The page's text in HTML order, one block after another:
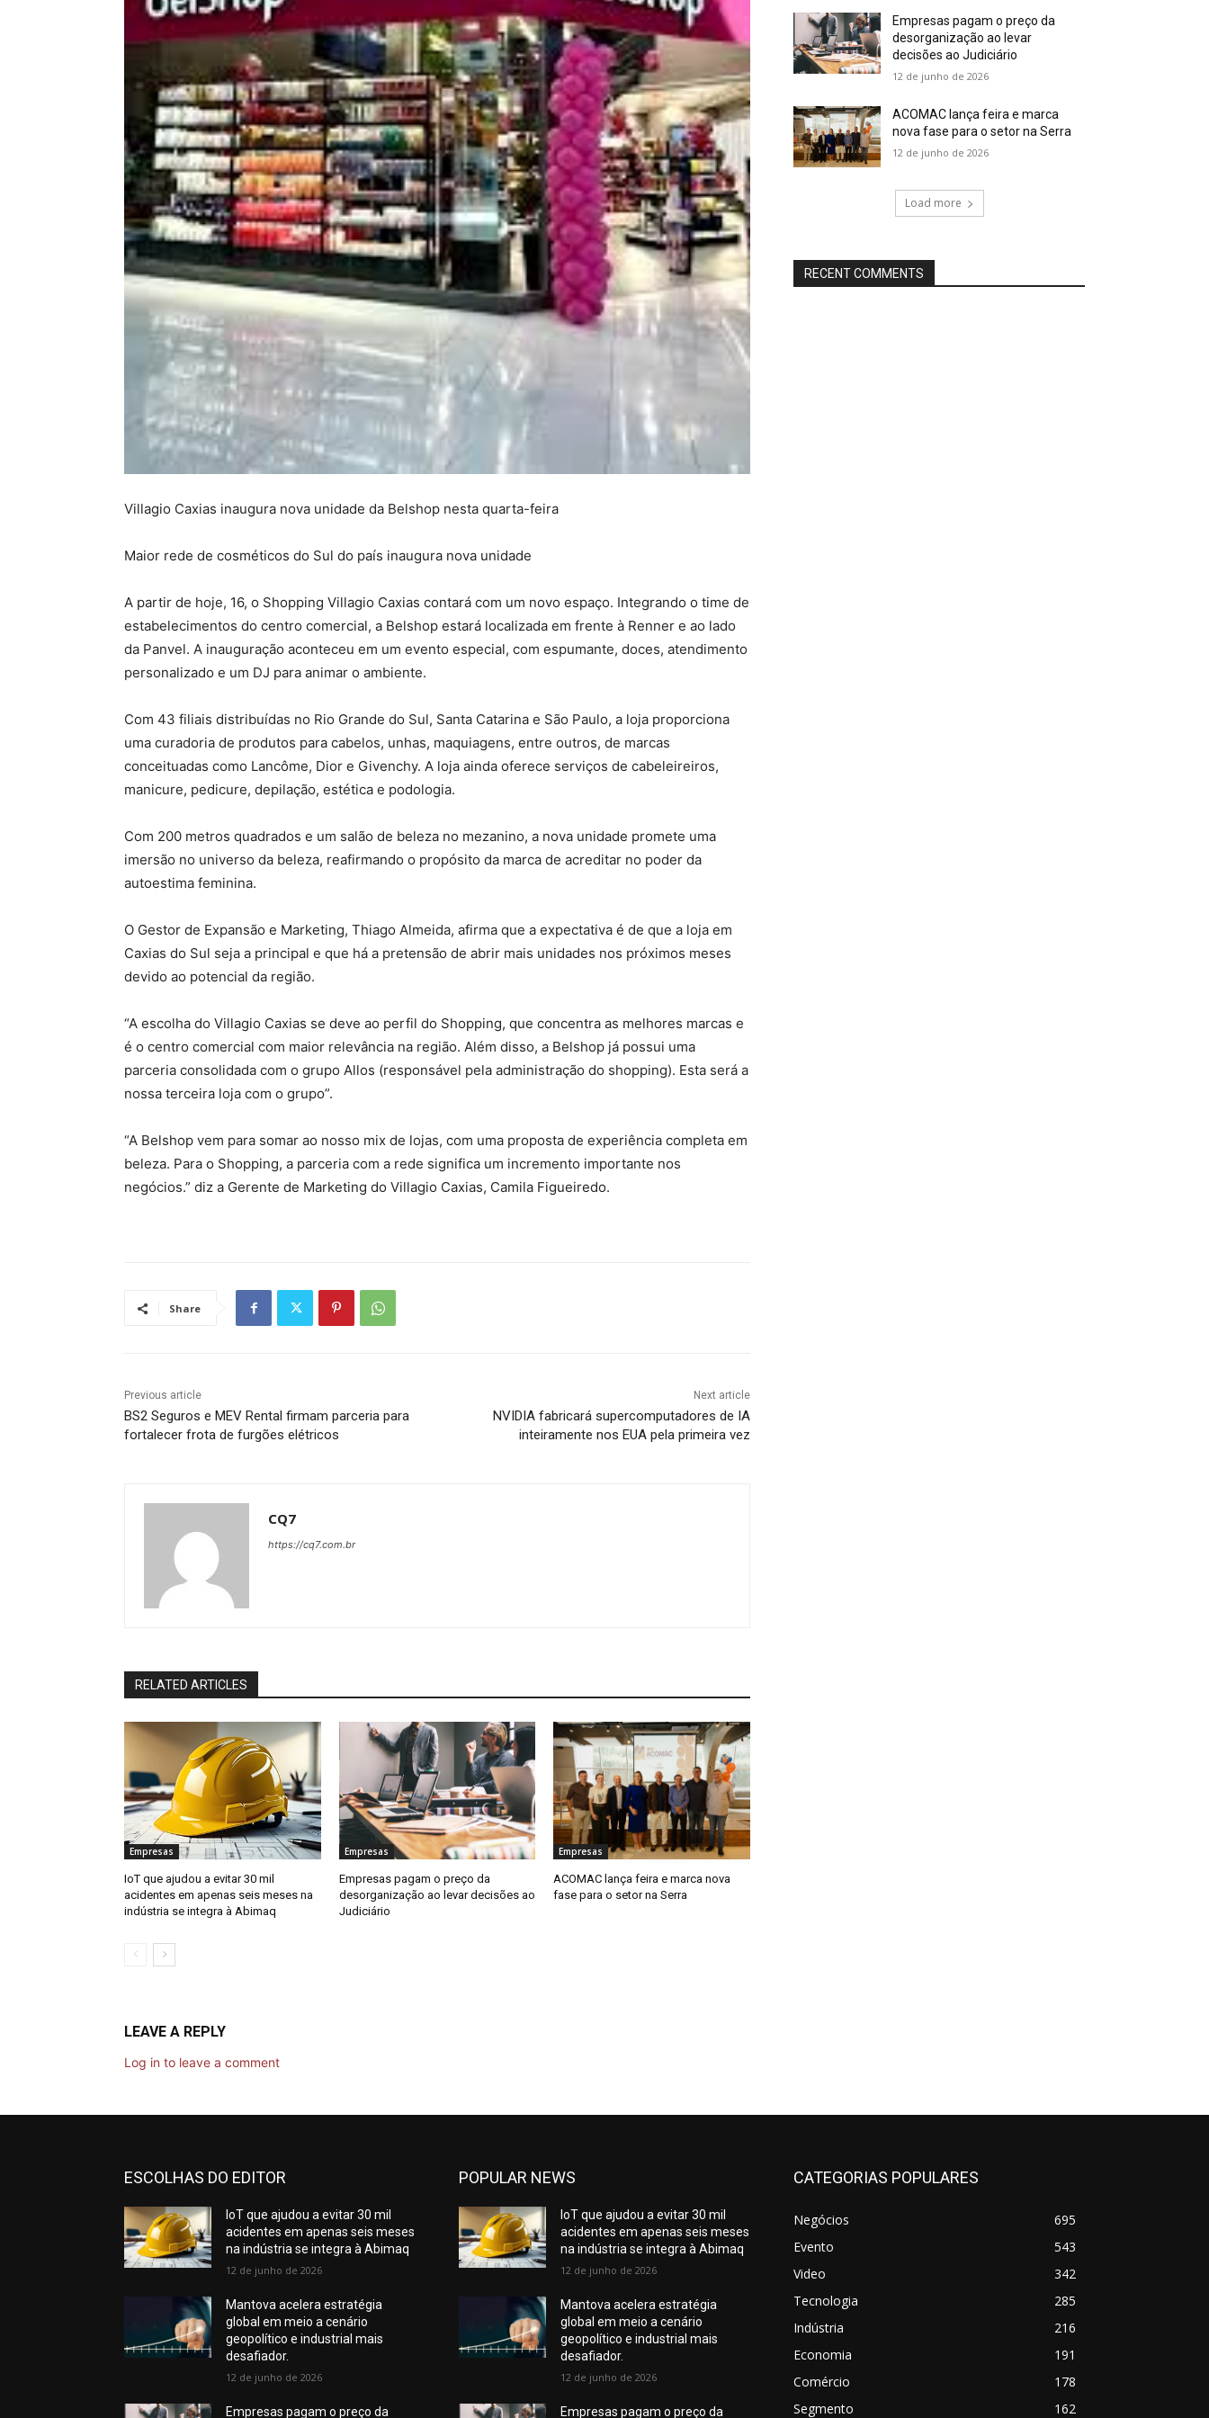
Villagio Caxias inaugura nova unidade da Belshop nesta quarta-feira
Maior rede de cosméticos do Sul do país inaugura nova unidade
A partir de hoje, 16, o Shopping Villagio Caxias contará com um novo espaço. Integrando o time de
estabelecimentos do centro comercial, a Belshop estará localizada em frente à Renner e ao lado
da Panvel. A inauguração aconteceu em um evento especial, com espumante, doces, atendimento
personalizado e um DJ para animar o ambiente.
Com 43 filiais distribuídas no Rio Grande do Sul, Santa Catarina e São Paulo, a loja proporciona
uma curadoria de produtos para cabelos, unhas, maquiagens, entre outros, de marcas
conceituadas como Lancôme, Dior e Givenchy. A loja ainda oferece serviços de cabeleireiros,
manicure, pedicure, depilação, estética e podologia.
Com 200 metros quadrados e um salão de beleza no mezanino, a nova unidade promete uma
imersão no universo da beleza, reafirmando o propósito da marca de acreditar no poder da
autoestima feminina.
O Gestor de Expansão e Marketing, Thiago Almeida, afirma que a expectativa é de que a loja em
Caxias do Sul seja a principal e que há a pretensão de abrir mais unidades nos próximos meses
devido ao potencial da região.
“A escolha do Villagio Caxias se deve ao perfil do Shopping, que concentra as melhores marcas e
é o centro comercial com maior relevância na região. Além disso, a Belshop já possui uma
parceria consolidada com o grupo Allos (responsável pela administração do shopping). Esta será a
nossa terceira loja com o grupo”.
“A Belshop vem para somar ao nosso mix de lojas, com uma proposta de experiência completa em
beleza. Para o Shopping, a parceria com a rede significa um incremento importante nos
negócios.” diz a Gerente de Marketing do Villagio Caxias, Camila Figueiredo.
Share
Previous article
BS2 Seguros e MEV Rental firmam parceria para
fortalecer frota de furgões elétricos
Next article
NVIDIA fabricará supercomputadores de IA
inteiramente nos EUA pela primeira vez
CQ7
https://cq7.com.br
RELATED ARTICLES
Empresas
IoT que ajudou a evitar 30 mil
acidentes em apenas seis meses na
indústria se integra à Abimaq
Empresas
Empresas pagam o preço da
desorganização ao levar decisões ao
Judiciário
Empresas
ACOMAC lança feira e marca nova
fase para o setor na Serra
LEAVE A REPLY
Log in to leave a comment
Empresas pagam o preço da
desorganização ao levar
decisões ao Judiciário
12 de junho de 2026
ACOMAC lança feira e marca
nova fase para o setor na Serra
12 de junho de 2026
Load more
RECENT COMMENTS
ESCOLHAS DO EDITOR
IoT que ajudou a evitar 30 mil
acidentes em apenas seis meses
na indústria se integra à Abimaq
12 de junho de 2026
Mantova acelera estratégia
global em meio a cenário
geopolítico e industrial mais
desafiador.
12 de junho de 2026
Empresas pagam o preço da
POPULAR NEWS
IoT que ajudou a evitar 30 mil
acidentes em apenas seis meses
na indústria se integra à Abimaq
12 de junho de 2026
Mantova acelera estratégia
global em meio a cenário
geopolítico e industrial mais
desafiador.
12 de junho de 2026
Empresas pagam o preço da
CATEGORIAS POPULARES
Negócios
695
Evento
543
Video
342
Tecnologia
285
Indústria
216
Economia
191
Comércio
178
Segmento
162